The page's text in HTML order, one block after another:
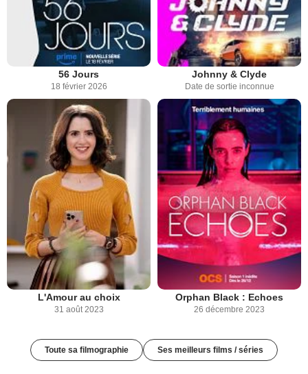
56 Jours
18 février 2026
Johnny & Clyde
Date de sortie inconnue
L'Amour au choix
31 août 2023
Orphan Black : Echoes
26 décembre 2023
Toute sa filmographie Ses meilleurs films / séries